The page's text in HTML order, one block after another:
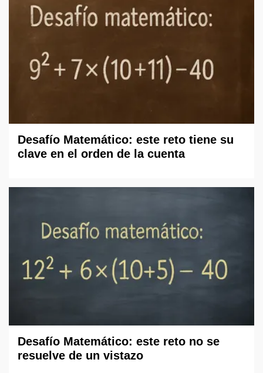
Desafío Matemático: este reto tiene su
clave en el orden de la cuenta
Desafío Matemático: este reto no se
resuelve de un vistazo